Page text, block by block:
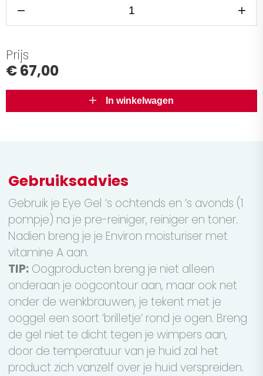
Prijs
€ 67,00
In winkelwagen
Gebruiksadvies
Gebruik je Eye Gel ‘s ochtends en ’s avonds (1
pompje) na je pre-reiniger, reiniger en toner.
Nadien breng je je Environ moisturiser met
vitamine A aan.
TIP: Oogproducten breng je niet alleen
onderaan je oogcontour aan, maar ook net
onder de wenkbrauwen, je tekent met je
ooggel een soort ‘brilletje’ rond je ogen. Breng
de gel niet te dicht tegen je wimpers aan,
door de temperatuur van je huid zal het
product zich vanzelf over je huid verspreiden.